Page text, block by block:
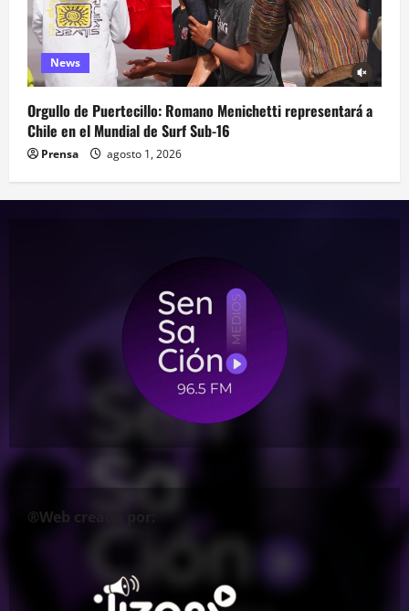
News
Orgullo de Puertecillo: Romano Menichetti representará a
Chile en el Mundial de Surf Sub-16
Prensa agosto 1, 2026
®Web creada por: